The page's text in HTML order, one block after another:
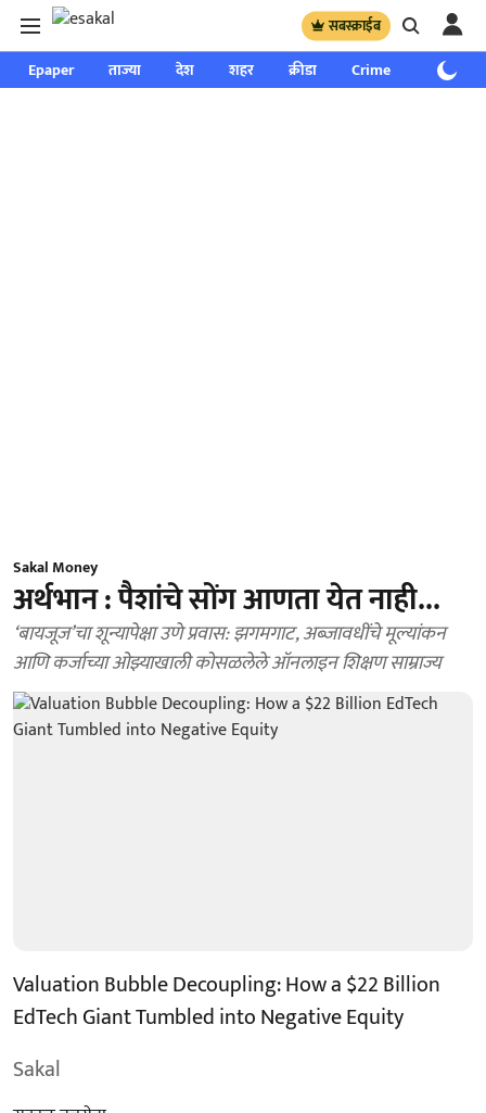
सबस्क्राईब
Epaper ताज्या देश शहर क्रीडा Crime साप्ताहिक
Sakal Money
अर्थभान : पैशांचे सोंग आणता येत नाही...
‘बायजूज’चा शून्यापेक्षा उणे प्रवास: झगमगाट, अब्जावधींचे मूल्यांकन
आणि कर्जाच्या ओझ्याखाली कोसळलेले ऑनलाइन शिक्षण साम्राज्य
Valuation Bubble Decoupling: How a $22 Billion
EdTech Giant Tumbled into Negative Equity
Sakal